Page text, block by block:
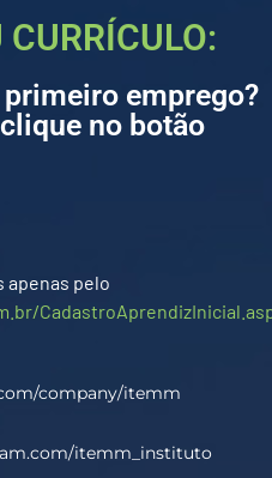
emprego?
no botão
apenas pelo
company/itemm
itemm_instituto